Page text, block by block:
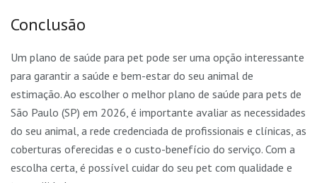
Conclusão
Um plano de saúde para pet pode ser uma opção interessante
para garantir a saúde e bem-estar do seu animal de
estimação. Ao escolher o melhor plano de saúde para pets de
São Paulo (SP) em 2026, é importante avaliar as necessidades
do seu animal, a rede credenciada de profissionais e clínicas, as
coberturas oferecidas e o custo-benefício do serviço. Com a
escolha certa, é possível cuidar do seu pet com qualidade e